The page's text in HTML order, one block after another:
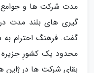
مدت شرکت ها و
گیری های بلند مدت
گفت. فرهنگ احترام به
محدود یک کشورِ جزیره
بقای شرکت ها در ژاپن